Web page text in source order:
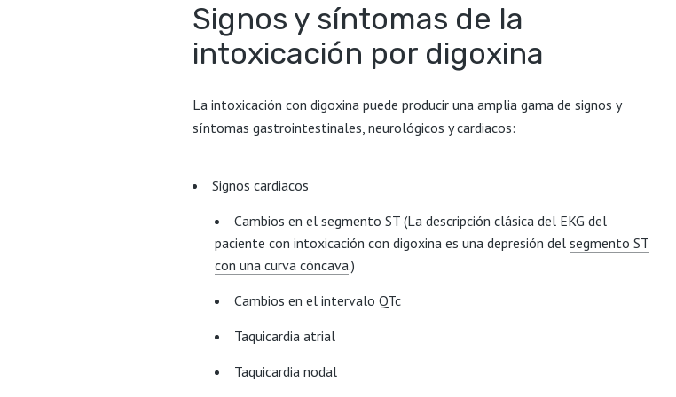
Signos y síntomas de la
intoxicación por digoxina
La intoxicación con digoxina puede producir una amplia gama de signos y
síntomas gastrointestinales, neurológicos y cardiacos:
Signos cardiacos
Cambios en el segmento ST (La descripción clásica del EKG del
paciente con intoxicación con digoxina es una depresión del segmento ST
con una curva cóncava.)
Cambios en el intervalo QTc
Taquicardia atrial
Taquicardia nodal